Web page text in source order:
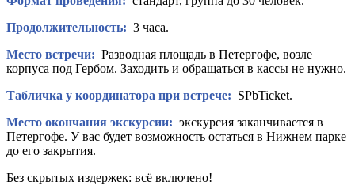
Продолжительность: 3 часа.
Место встречи: Разводная площадь в Петергофе, возле
корпуса под Гербом. Заходить и обращаться в кассы не нужно.
Табличка у координатора при встрече: SPbTicket.
Место окончания экскурсии: экскурсия заканчивается в
Петергофе. У вас будет возможность остаться в Нижнем парке
до его закрытия.
Без скрытых издержек: всё включено!